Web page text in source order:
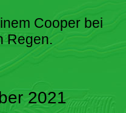
Cooper bei
Regen.
2021